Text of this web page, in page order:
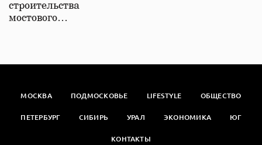
строительства
мостового…
МОСКВА ПОДМОСКОВЬЕ LIFESTYLE ОБЩЕСТВО
ПЕТЕРБУРГ СИБИРЬ УРАЛ ЭКОНОМИКА ЮГ
КОНТАКТЫ